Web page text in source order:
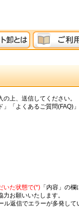
上、送信してください。
「よくあるご質問(FAQ)
いた状態で(*) 「内容」の
お願いいたします。
ル返信でエラーが多発して